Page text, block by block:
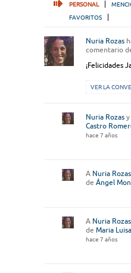
PERSONAL
FAVORITOS
Nuria Rozas
comentario
¡Felicidades
VER LA
Nuria Rozas y
Castro
hace 7 años
A Nuria Rozas
de Ángel
A Nuria Rozas
de Maria
hace 7 años